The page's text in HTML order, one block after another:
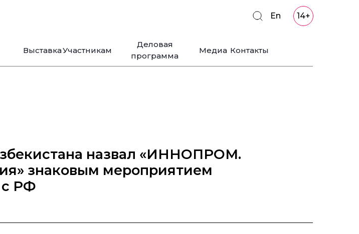
ВыставкаУчастникам
Деловая
программа
Медиа Контакты
En 14+
назвал «ИННОПРОМ.
знаковым мероприятием
с РФ